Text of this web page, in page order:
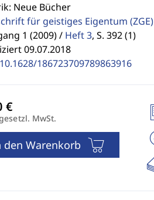
Neue Bücher
für geistiges Eigentum (ZGE)
1 (2009) / Heft 3, S. 392 (1)
09.07.2018
10.1628/186723709789863916
MwSt.
den Warenkorb